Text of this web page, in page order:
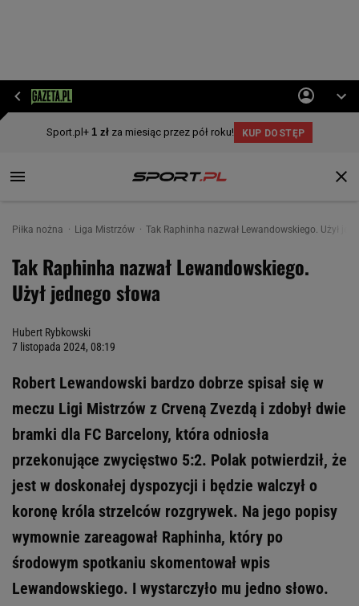
Piłka nożna Liga Mistrzów Tak Raphinha nazwał Lewandowskiego. Użył
Tak Raphinha nazwał Lewandowskiego.
Użył jednego słowa
Hubert Rybkowski
7 listopada 2024, 08:19
Robert Lewandowski bardzo dobrze spisał się w
meczu Ligi Mistrzów z Crveną Zvezdą i zdobył dwie
bramki dla FC Barcelony, która odniosła
przekonujące zwycięstwo 5:2. Polak potwierdził, że
jest w doskonałej dyspozycji i będzie walczył o
koronę króla strzelców rozgrywek. Na jego popisy
wymownie zareagował Raphinha, który po
środowym spotkaniu skomentował wpis
Lewandowskiego. I wystarczyło mu jedno słowo.